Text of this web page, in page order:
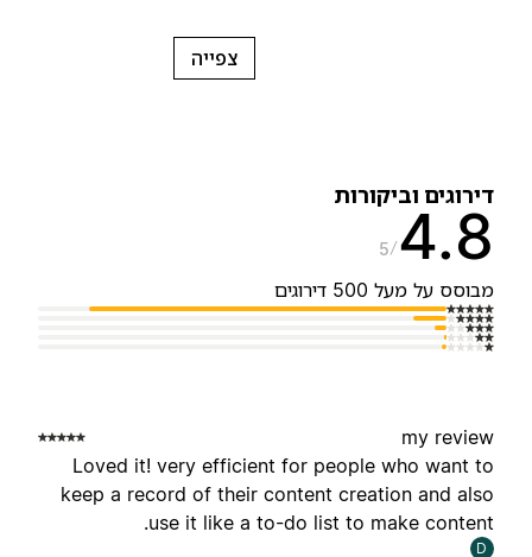
צפייה
וביקורות
5
על מעל 500 דירוגים
my
Loved it! very efficient for people who want
keep a record of their content creation and
use it like a to-do list to make